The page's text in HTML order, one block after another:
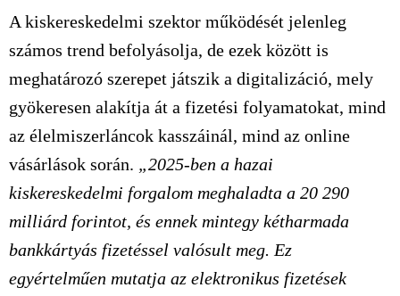
A kiskereskedelmi szektor működését jelenleg
számos trend befolyásolja, de ezek között is
meghatározó szerepet játszik a digitalizáció, mely
gyökeresen alakítja át a fizetési folyamatokat, mind
az élelmiszerláncok kasszáinál, mind az online
vásárlások során. „2025-ben a hazai
kiskereskedelmi forgalom meghaladta a 20 290
milliárd forintot, és ennek mintegy kétharmada
bankkártyás fizetéssel valósult meg. Ez
egyértelműen mutatja az elektronikus fizetések